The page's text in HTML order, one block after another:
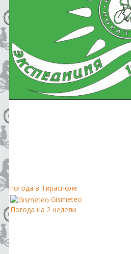
Погода в Тирасполе
Gismeteo
Погода на 2 недели